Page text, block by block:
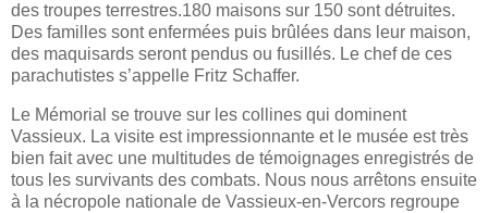
des troupes terrestres.180 maisons sur 150 sont détruites.
Des familles sont enfermées puis brûlées dans leur maison,
des maquisards seront pendus ou fusillés. Le chef de ces
parachutistes s’appelle Fritz Schaffer.
Le Mémorial se trouve sur les collines qui dominent
Vassieux. La visite est impressionnante et le musée est très
bien fait avec une multitudes de témoignages enregistrés de
tous les survivants des combats. Nous nous arrêtons ensuite
à la nécropole nationale de Vassieux-en-Vercors regroupe